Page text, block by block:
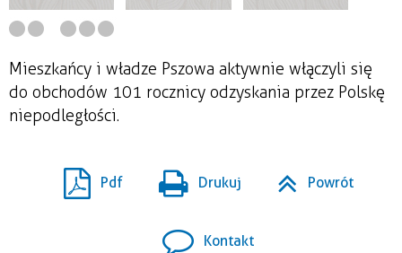
Mieszkańcy i władze Pszowa aktywnie włączyli się
do obchodów 101 rocznicy odzyskania przez Polskę
niepodległości.
Pdf Drukuj Powrót
Kontakt